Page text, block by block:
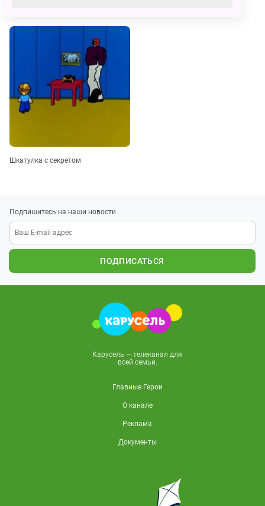
Шкатулка с секретом
Подпишитесь на наши новости
ПОДПИСАТЬСЯ
Карусель — телеканал для
всей семьи.
Главные Герои
О канале
Реклама
Документы